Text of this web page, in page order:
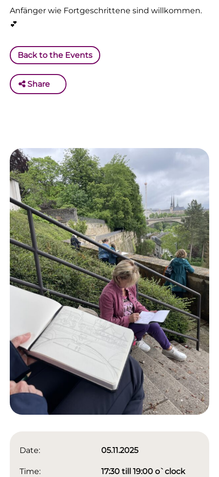
Anfänger wie Fortgeschrittene sind willkommen.
💕
Back to the Events
Share
Date: 05.11.2025
Time: 17:30 till 19:00 o`clock